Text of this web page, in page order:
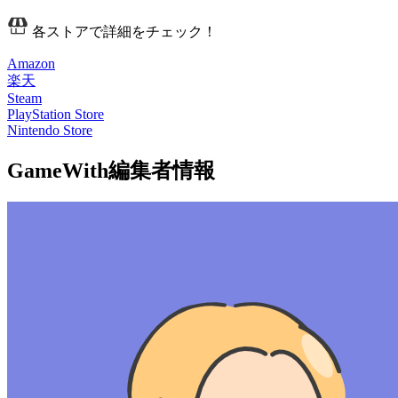
各ストアで詳細をチェック！
Amazon
楽天
Steam
PlayStation Store
Nintendo Store
GameWith編集者情報